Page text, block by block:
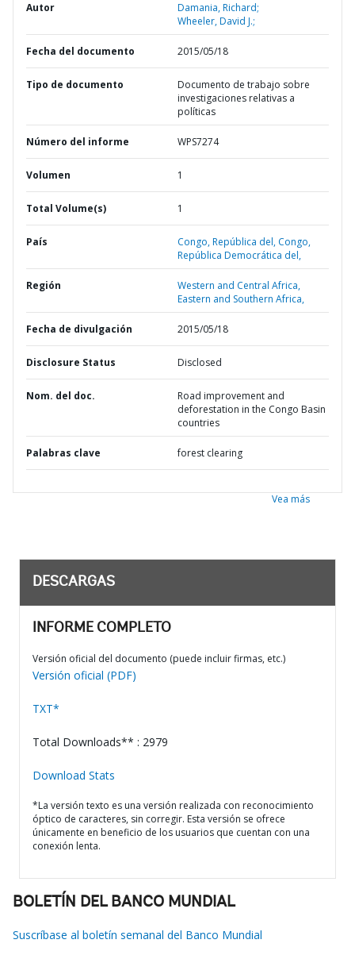
Autor
Damania, Richard;
Wheeler, David J.;
Fecha del documento 2015/05/18
Tipo de documento
Documento de trabajo sobre
investigaciones relativas a
políticas
Número del informe WPS7274
Volumen 1
Total Volume(s) 1
País Congo,República del, Congo,
República Democrática del,
Región
Western and Central Africa,
Eastern and Southern Africa,
Fecha de divulgación 2015/05/18
Disclosure Status Disclosed
Nom. del doc.
Road improvement and
deforestation in the Congo Basin
countries
Palabras clave forest clearing
Vea más
DESCARGAS
INFORME COMPLETO
Versión oficial del documento (puede incluir firmas, etc.)
Versión oficial (PDF)
TXT*
Total Downloads** : 2979
Download Stats
*La versión texto es una versión realizada con reconocimiento
óptico de caracteres, sin corregir. Esta versión se ofrece
únicamente en beneficio de los usuarios que cuentan con una
conexión lenta.
BOLETÍN DEL BANCO MUNDIAL
Suscríbase al boletín semanal del Banco Mundial